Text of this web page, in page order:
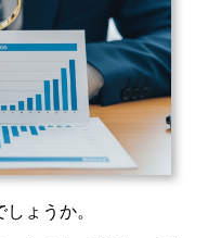
ょうか。